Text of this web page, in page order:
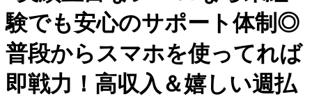
験でも安心のサポート体制◎
普段からスマホを使ってれば
即戦力！高収入＆嬉しい週払